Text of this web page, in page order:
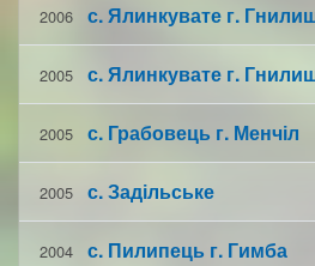
2006 с. Ялинкувате г.
2005 с. Ялинкувате г.
2005 с. Грабовець г. Менчіл
2005 с. Задільське
2004 с. Пилипець г. Гимба